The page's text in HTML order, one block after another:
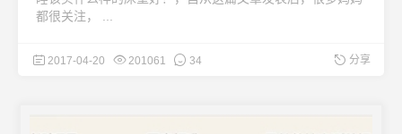
都很关注， ...
2017-04-20 201061 34 分享